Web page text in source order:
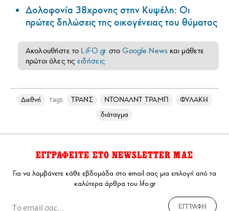
Δολοφονία 38χρονης στην Κυψέλη: Οι
πρώτες δηλώσεις της οικογένειας του θύματος
Ακολουθήστε το LiFO.gr στοGoogle News και μάθετε
πρώτοι όλες τις ειδήσεις
Διεθνή Tags ΤΡΑΝΣ ΝΤΟΝΑΛΝΤ ΤΡΑΜΠ
ΦΥΛΑΚΗ
διάταγμα
ΕΓΓΡΑΦΕΙΤΕ ΣΤΟ NEWSLETTER ΜΑΣ
Για να λαμβάνετε κάθε εβδομάδα στο email σας μια επιλογή από τα
καλύτερα άρθρα του lifo.gr
ΕΓΓΡΑΦΗ